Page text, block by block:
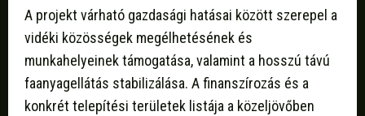
A projekt várható gazdasági hatásai között szerepel a
vidéki közösségek megélhetésének és
munkahelyeinek támogatása, valamint a hosszú távú
faanyagellátás stabilizálása. A finanszírozás és a
konkrét telepítési területek listája a közeljövőben